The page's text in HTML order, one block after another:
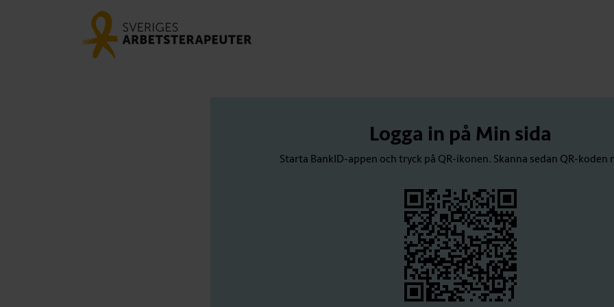
Logga in på Min sida
Starta BankID-appen och tryck på QR-ikonen. Skanna sedan QR-koden